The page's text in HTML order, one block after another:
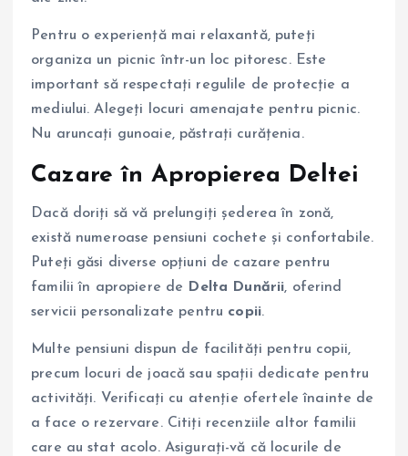
Pentru o experiență mai relaxantă, puteți
organiza un picnic într-un loc pitoresc. Este
important să respectați regulile de protecție a
mediului. Alegeți locuri amenajate pentru picnic.
Nu aruncați gunoaie, păstrați curățenia.
Cazare în Apropierea Deltei
Dacă doriți să vă prelungiți șederea în zonă,
există numeroase pensiuni cochete și confortabile.
Puteți găsi diverse opțiuni de cazare pentru
familii în apropiere de
Delta Dunării, oferind
servicii personalizate pentru copii.
Multe pensiuni dispun de facilități pentru copii,
precum locuri de joacă sau spații dedicate pentru
activități. Verificați cu atenție ofertele înainte de
a face o rezervare. Citiți recenziile altor familii
care au stat acolo. Asigurați-vă că locurile de